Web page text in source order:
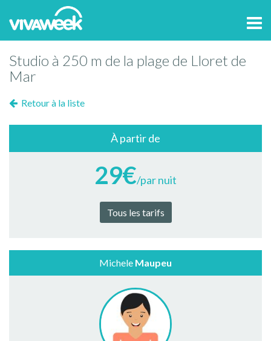
Studio à 250 m de la plage de Lloret de
Mar
Retour à la liste
À partir de
29€/par nuit
Tous les tarifs
Michele Maupeu